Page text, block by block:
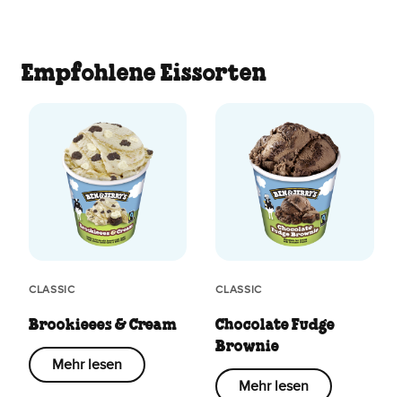
Empfohlene Eissorten
CLASSIC
Brookieees & Cream
Mehr lesen
CLASSIC
Chocolate Fudge
Brownie
Mehr lesen